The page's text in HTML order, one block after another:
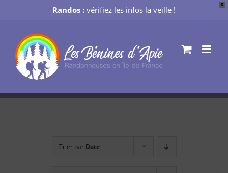
X
Randos : vérifiez les infos la veille !
contenu
Trier par Date